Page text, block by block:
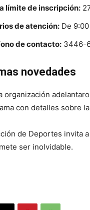
límite de inscripción:
de atención: De
de contacto: 3446-
novedades
organización
con detalles sobre
de Deportes invita
ser inolvidable.